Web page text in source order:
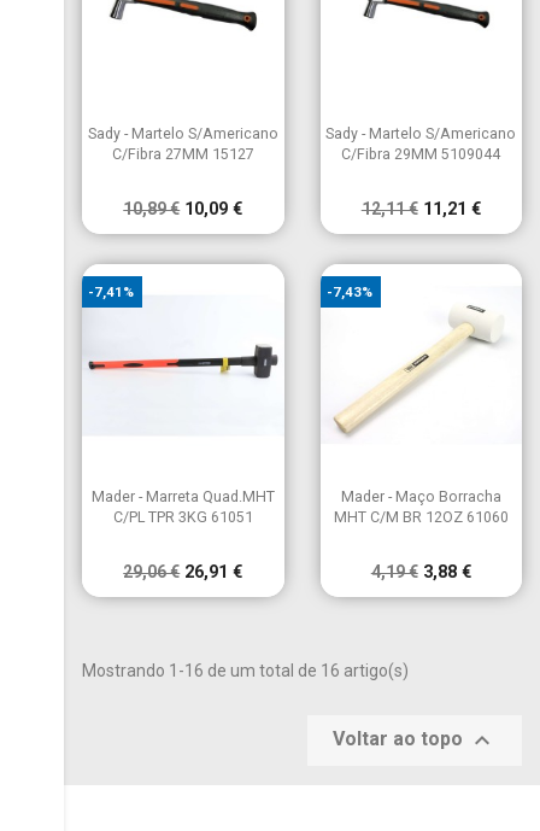
Vista rápida
Sady - Martelo S/Americano
C/Fibra 27MM 15127
10,89 € 10,09 €
Vista rápida
Sady - Martelo S/Americano
C/Fibra 29MM 5109044
12,11 € 11,21 €
Vista rápida
Mader - Marreta Quad.MHT
C/PL TPR 3KG 61051
29,06 € 26,91 €
-7,41%
Vista rápida
Mader - Maço Borracha
MHT C/M BR 12OZ 61060
4,19 € 3,88 €
-7,43%
Mostrando 1-16 de um total de 16 artigo(s)
Voltar ao topo 